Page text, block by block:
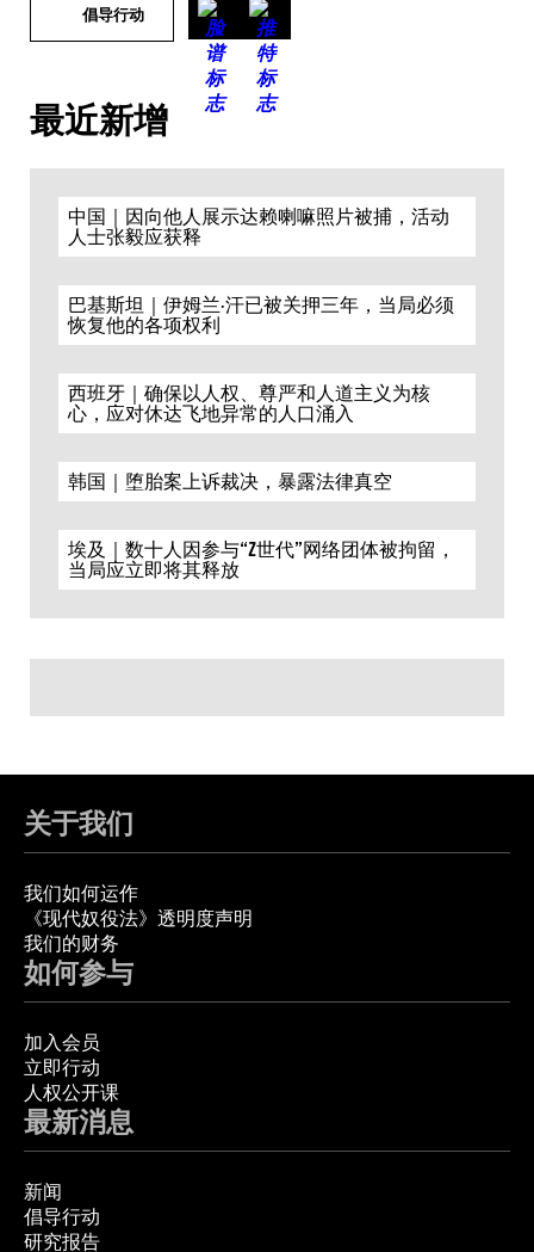
倡导行动
最近新增
中国｜因向他人展示达赖喇嘛照片被捕，活动
人士张毅应获释
巴基斯坦｜伊姆兰·汗已被关押三年，当局必须
恢复他的各项权利
西班牙｜确保以人权、尊严和人道主义为核
心，应对休达飞地异常的人口涌入
韩国｜堕胎案上诉裁决，暴露法律真空
埃及｜数十人因参与“Z世代”网络团体被拘留，
当局应立即将其释放
关于我们
我们如何运作
《现代奴役法》透明度声明
我们的财务
如何参与
加入会员
立即行动
人权公开课
最新消息
新闻
倡导行动
研究报告